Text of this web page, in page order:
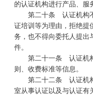
的认证机构进行产品、服
第二十条 认证机构不
证培训等为理由，拒绝提
务，也不得向委托人提出
件。
第二十一条 认证机构
则、收费标准等信息。
第二十二条 认证机构
室从事认证以及与认证有